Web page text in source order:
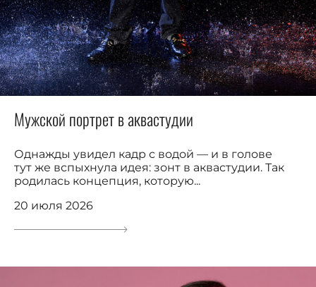
Мужской портрет в аквастудии
Однажды увидел кадр с водой — и в голове
тут же вспыхнула идея: зонт в аквастудии. Так
родилась концепция, которую...
20 июля 2026